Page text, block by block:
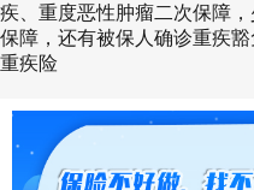
疾、重度恶性肿瘤二次保障
保障，还有被保人确诊重疾豁
重疾险